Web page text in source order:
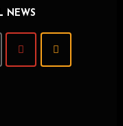
NEWS